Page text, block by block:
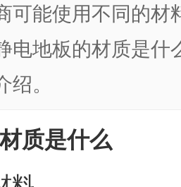
可能使用不同的材
电地板的材质是什
绍。
质是什么